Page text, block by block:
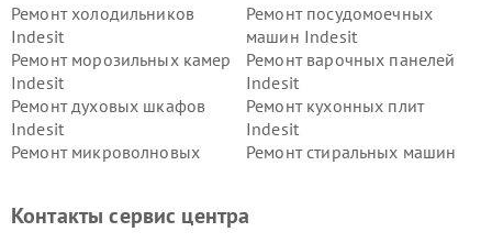
Ремонт холодильников
Indesit
Ремонт посудомоечных
машин Indesit
Ремонт морозильных камер
Indesit
Ремонт варочных панелей
Indesit
Ремонт духовых шкафов
Indesit
Ремонт кухонных плит
Indesit
Ремонт микроволновых
Ремонт стиральных машин
Indesit
Indesit
Контакты сервис центра